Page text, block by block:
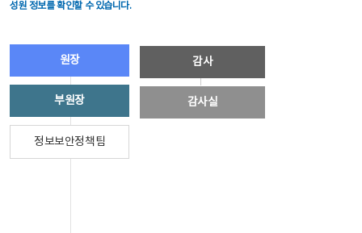
성원 정보를 확인할 수 있습니다.
원장
부원장
정보보안정책팀
감사
감사실